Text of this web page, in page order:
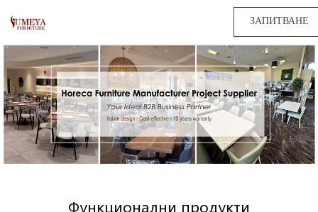
ЗАПИТВАНЕ
Функционални продукти